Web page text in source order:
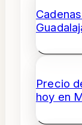
Precio
hoy en